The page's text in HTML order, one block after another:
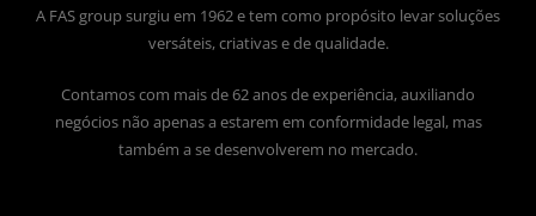
A FAS group surgiu em 1962 e tem como propósito levar soluções
versáteis, criativas e de qualidade.
Contamos com mais de 62 anos de experiência, auxiliando
negócios não apenas a estarem em conformidade legal, mas
também a se desenvolverem no mercado.